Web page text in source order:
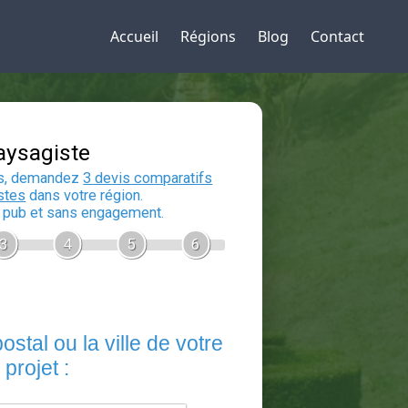
Accueil Régions Blog Contact
Devis Paysagiste
En 5 minutes, demandez
auxpaysagistesdans votre région.
Gratuit, sans pub et sans engagement.